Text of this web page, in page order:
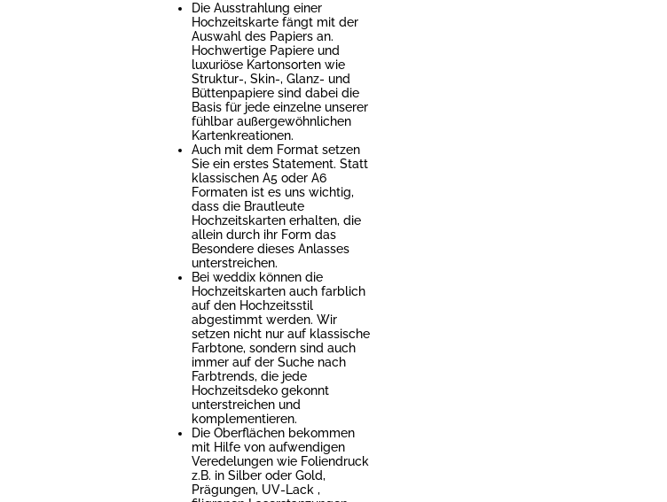
Die Ausstrahlung einer
Hochzeitskarte fängt mit der
Auswahl des Papiers an.
Hochwertige Papiere und
luxuriöse Kartonsorten wie
Struktur-, Skin-, Glanz- und
Büttenpapiere sind dabei die
Basis für jede einzelne unserer
fühlbar außergewöhnlichen
Kartenkreationen.
Auch mit dem Format setzen
Sie ein erstes Statement. Statt
klassischen A5 oder A6
Formaten ist es uns wichtig,
dass die Brautleute
Hochzeitskarten erhalten, die
allein durch ihr Form das
Besondere dieses Anlasses
unterstreichen.
Bei weddix können die
Hochzeitskarten auch farblich
auf den Hochzeitsstil
abgestimmt werden. Wir
setzen nicht nur auf klassische
Farbtone, sondern sind auch
immer auf der Suche nach
Farbtrends, die jede
Hochzeitsdeko gekonnt
unterstreichen und
komplementieren.
Die Oberflächen bekommen
mit Hilfe von aufwendigen
Veredelungen wie Foliendruck
z.B. in Silber oder Gold,
Prägungen, UV-Lack ,